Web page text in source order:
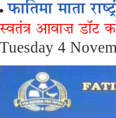
फातिमा माता
स्वतंत्र आवाज़ डॉट
Tuesday 4